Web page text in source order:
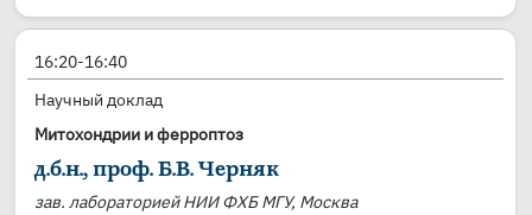
16:20-16:40
Научный доклад
Митохондрии и ферроптоз
д.б.н., проф. Б.В. Черняк
зав. лабораторией НИИ ФХБ МГУ, Москва